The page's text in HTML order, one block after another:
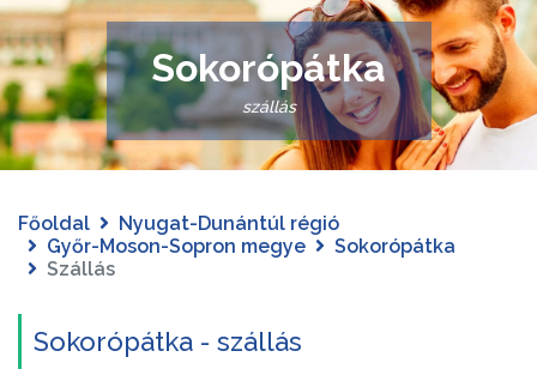
Sokorópátka
szállás
Főoldal
Nyugat-Dunántúl régió
Győr-Moson-Sopron megye
Sokorópátka
Szállás
Sokorópátka - szállás